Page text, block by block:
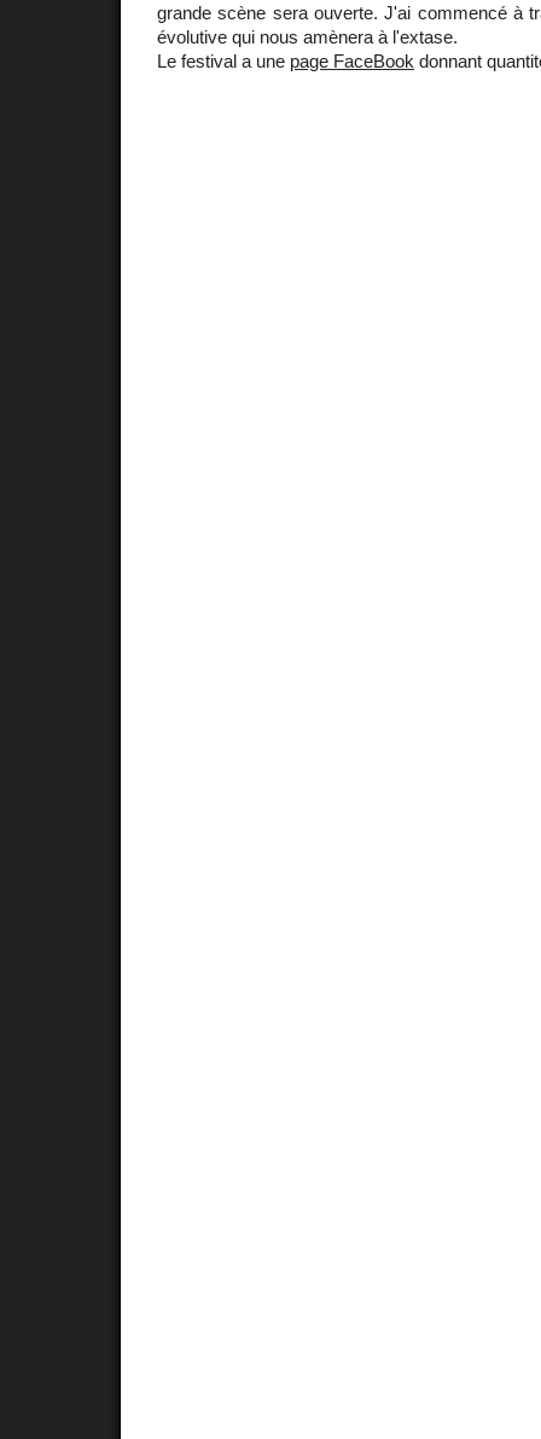
grande scène sera ouverte. J'ai commencé à
évolutive qui nous amènera à l'extase.
Le festival a une page FaceBook donnant